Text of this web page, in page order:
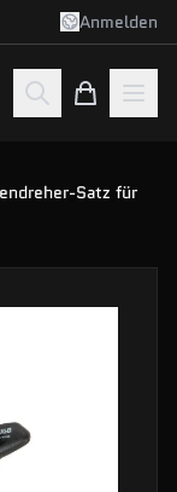
Anmelden
Satz für